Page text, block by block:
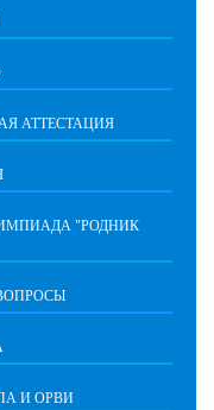
АТТЕСТАЦИЯ
"РОДНИК
И ОРВИ